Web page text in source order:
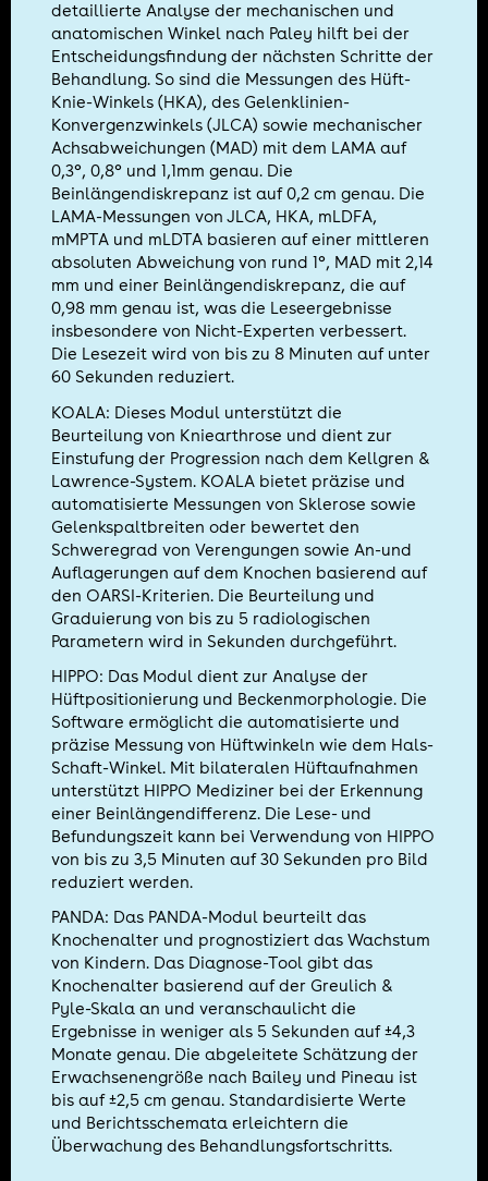
detaillierte Analyse der mechanischen und
anatomischen Winkel nach Paley hilft bei der
Entscheidungsfindung der nächsten Schritte der
Behandlung. So sind die Messungen des Hüft-
Knie-Winkels (HKA), des Gelenklinien-
Konvergenzwinkels (JLCA) sowie mechanischer
Achsabweichungen (MAD) mit dem LAMA auf
0,3°, 0,8° und 1,1mm genau. Die
Beinlängendiskrepanz ist auf 0,2 cm genau. Die
LAMA-Messungen von JLCA, HKA, mLDFA,
mMPTA und mLDTA basieren auf einer mittleren
absoluten Abweichung von rund 1°, MAD mit 2,14
mm und einer Beinlängendiskrepanz, die auf
0,98 mm genau ist, was die Leseergebnisse
insbesondere von Nicht-Experten verbessert.
Die Lesezeit wird von bis zu 8 Minuten auf unter
60 Sekunden reduziert.
KOALA: Dieses Modul unterstützt die
Beurteilung von Kniearthrose und dient zur
Einstufung der Progression nach dem Kellgren &
Lawrence-System. KOALA bietet präzise und
automatisierte Messungen von Sklerose sowie
Gelenkspaltbreiten oder bewertet den
Schweregrad von Verengungen sowie An-und
Auflagerungen auf dem Knochen basierend auf
den OARSI-Kriterien. Die Beurteilung und
Graduierung von bis zu 5 radiologischen
Parametern wird in Sekunden durchgeführt.
HIPPO: Das Modul dient zur Analyse der
Hüftpositionierung und Beckenmorphologie. Die
Software ermöglicht die automatisierte und
präzise Messung von Hüftwinkeln wie dem Hals-
Schaft-Winkel. Mit bilateralen Hüftaufnahmen
unterstützt HIPPO Mediziner bei der Erkennung
einer Beinlängendifferenz. Die Lese- und
Befundungszeit kann bei Verwendung von HIPPO
von bis zu 3,5 Minuten auf 30 Sekunden pro Bild
reduziert werden.
PANDA: Das PANDA-Modul beurteilt das
Knochenalter und prognostiziert das Wachstum
von Kindern. Das Diagnose-Tool gibt das
Knochenalter basierend auf der Greulich &
Pyle-Skala an und veranschaulicht die
Ergebnisse in weniger als 5 Sekunden auf ±4,3
Monate genau. Die abgeleitete Schätzung der
Erwachsenengröße nach Bailey und Pineau ist
bis auf ±2,5 cm genau. Standardisierte Werte
und Berichtsschemata erleichtern die
Überwachung des Behandlungsfortschritts.